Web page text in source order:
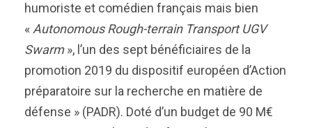
humoriste et comédien français mais bien
« Autonomous Rough-terrain Transport UGV
Swarm», l’un des sept bénéficiaires de la
promotion 2019 du dispositif européen d’Action
préparatoire sur la recherche en matière de
défense » (PADR). Doté d’un budget de 90 M€